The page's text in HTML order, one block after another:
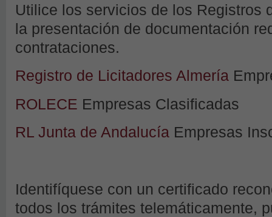
Utilice los servicios de los Registros
la presentación de documentación
contrataciones.
Registro de Licitadores Almería
ROLECE Empresas Clasificadas
RL Junta de Andalucía Empresas
Identifíquese con un certificado
todos los trámites telemáticamente,